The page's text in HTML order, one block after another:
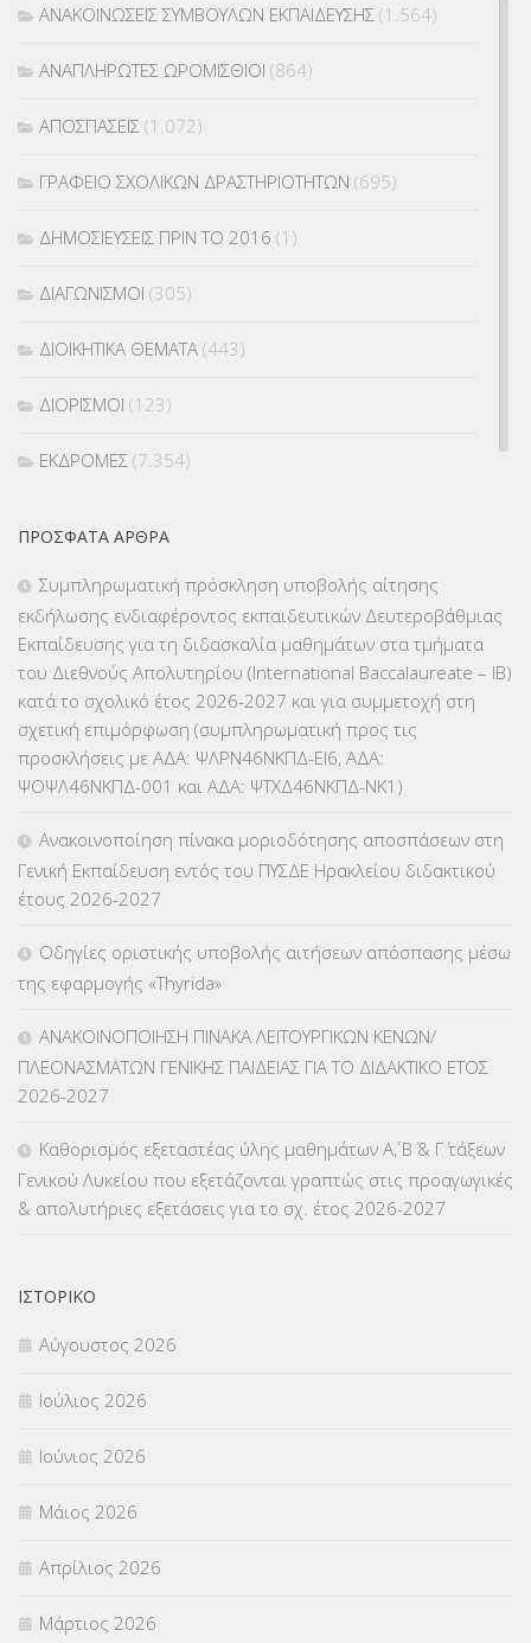
ΑΝΑΚΟΙΝΩΣΕΙΣ ΣΥΜΒΟΥΛΩΝ ΕΚΠΑΙΔΕΥΣΗΣ (1.564)
ΑΝΑΠΛΗΡΩΤΕΣ ΩΡΟΜΙΣΘΙΟΙ (864)
ΑΠΟΣΠΑΣΕΙΣ (1.072)
ΓΡΑΦΕΙΟ ΣΧΟΛΙΚΩΝ ΔΡΑΣΤΗΡΙΟΤΗΤΩΝ (695)
ΔΗΜΟΣΙΕΥΣΕΙΣ ΠΡΙΝ ΤΟ 2016 (1)
ΔΙΑΓΩΝΙΣΜΟΙ (305)
ΔΙΟΙΚΗΤΙΚΑ ΘΕΜΑΤΑ (443)
ΔΙΟΡΙΣΜΟΙ (123)
ΕΚΔΡΟΜΕΣ (7.354)
ΕΠΙΜΟΡΦΩΣΗ Τ.Π.Ε.(10)
ΕΥΡΩΠΑΪΚΑ ΠΡΟΓΡΑΜΜΑΤΑ(230)
ΚΕΣΥ (60)
ΚΕΣΥΠ(109)
ΚΠγ – ΚΡΑΤΙΚΟ ΠΙΣΤΟΠΟΙΗΤΙΚΟ ΓΛΩΣΣΟΜΑΘΕΙΑΣ(135)
ΚΠπ- ΚΡΑΤΙΚΟ ΠΙΣΤΟΠΟΙΗΤΙΚΟ ΠΛΗΡΟΦΟΡΙΚΗΣ
ΛΟΙΠΑ(309)
ΜΕΤΑΘΕΣΕΙΣ-ΤΟΠΟΘΕΤΗΣΕΙΣ ΒΕΛΤΙΩΣΕΙΣ(319)
ΜΕΤΑΦΟΡΑ ΜΑΘΗΤΩΝ(3)
ΟΙΚΟΝΟΜΙΚΑ ΘΕΜΑΤΑ
Π.Ε.Κ. ΗΡΑΚΛΕΙΟΥ
ΠΑΝΕΛΛΑΔΙΚΕΣ ΕΞΕΤΑΣΕΙΣ
ΠΡΟΚΗΡΥΞΕΙΣ
ΣΕΜΙΝΑΡΙΑ – ΗΜΕΡΙΔΕΣ
ΣΕΠ(50)
ΣΤΕΛΕΧΗ (360)
ΠΡΌΣΦΑΤΑ ΆΡΘΡΑ
Συμπληρωματική πρόσκληση υποβολής αίτησης
εκδήλωσης ενδιαφέροντος εκπαιδευτικών Δευτεροβάθμιας
Εκπαίδευσης για τη διδασκαλία μαθημάτων στα τμήματα
του Διεθνούς Απολυτηρίου (International Baccalaureate – IB)
κατά το σχολικό έτος 2026-2027 και για συμμετοχή στη
σχετική επιμόρφωση (συμπληρωματική προς τις
προσκλήσεις με ΑΔΑ: ΨΛΡΝ46ΝΚΠΔ-ΕΙ6, ΑΔΑ:
ΨΟΨΛ46ΝΚΠΔ-001 και ΑΔΑ: ΨΤΧΔ46ΝΚΠΔ-ΝΚ1)
Ανακοινοποίηση πίνακα μοριοδότησης αποσπάσεων στη
Γενική Εκπαίδευση εντός του ΠΥΣΔΕ Ηρακλείου διδακτικού
έτους 2026-2027
Οδηγίες οριστικής υποβολής αιτήσεων απόσπασης μέσω
της εφαρμογής «Thyrida»
ΑΝΑΚΟΙΝΟΠΟΙΗΣΗ ΠΙΝΑΚΑ ΛΕΙΤΟΥΡΓΙΚΩΝ ΚΕΝΩΝ/
ΠΛΕΟΝΑΣΜΑΤΩΝ ΓΕΝΙΚΗΣ ΠΑΙΔΕΙΑΣ ΓΙΑ ΤΟ ΔΙΔΑΚΤΙΚΟ ΕΤΟΣ
2026-2027
Καθορισμός εξεταστέας ύλης μαθημάτων Α΄, Β΄ & Γ΄ τάξεων
Γενικού Λυκείου που εξετάζονται γραπτώς στις προαγωγικές
& απολυτήριες εξετάσεις για το σχ. έτος 2026-2027
ΙΣΤΟΡΙΚΌ
Αύγουστος 2026
Ιούλιος 2026
Ιούνιος 2026
Μάιος 2026
Απρίλιος 2026
Μάρτιος 2026